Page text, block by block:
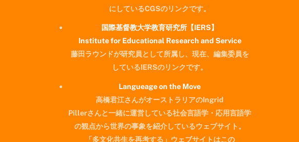
にしているCGSのリンクです。
国際基督教大学教育研究所【IERS】
Institute for Educational Research and Service
藤田ラウンドが研究員として所属し、現在、編集委員を
しているIERSのリンクです。
Langueage on the Move
高橋君江さんがオーストラリアのIngrid
Pillerさんと一緒に運営している社会言語学・応用言語学
の観点から世界の事象を紹介しているウェブサイト。
「多文化共生を再考する」ウェブサイトはこの